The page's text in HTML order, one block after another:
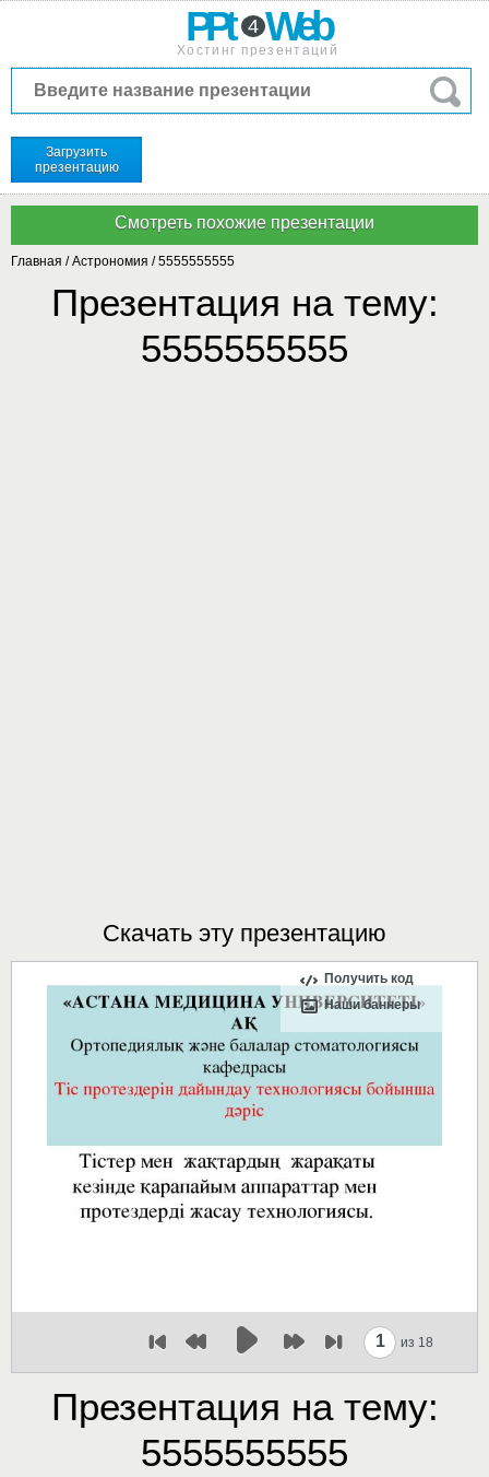
PPt 4 Web
Хостинг презентаций
Загрузить
презентацию
Главная /Астрономия /5555555555
Презентация на тему:
5555555555
Скачать эту презентацию
Получить код
Наши баннеры
1 из 18
Презентация на тему:
5555555555